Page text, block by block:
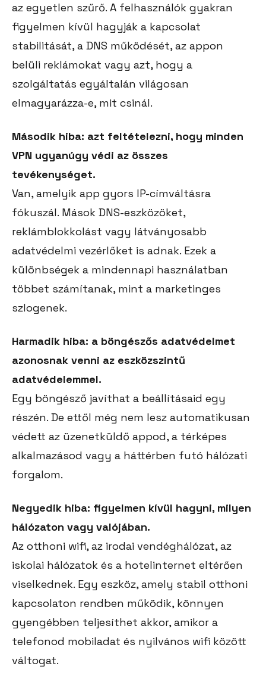
az egyetlen szűrő. A felhasználók gyakran
figyelmen kívül hagyják a kapcsolat
stabilitását, a DNS működését, az appon
belüli reklámokat vagy azt, hogy a
szolgáltatás egyáltalán világosan
elmagyarázza-e, mit csinál.
Második hiba: azt feltételezni, hogy minden
VPN ugyanúgy védi az összes
tevékenységet.
Van, amelyik app gyors IP-címváltásra
fókuszál. Mások DNS-eszközöket,
reklámblokkolást vagy látványosabb
adatvédelmi vezérlőket is adnak. Ezek a
különbségek a mindennapi használatban
többet számítanak, mint a marketinges
szlogenek.
Harmadik hiba: a böngészős adatvédelmet
azonosnak venni az eszközszintű
adatvédelemmel.
Egy böngésző javíthat a beállításaid egy
részén. De ettől még nem lesz automatikusan
védett az üzenetküldő appod, a térképes
alkalmazásod vagy a háttérben futó hálózati
forgalom.
Negyedik hiba: figyelmen kívül hagyni, milyen
hálózaton vagy valójában.
Az otthoni wifi, az irodai vendéghálózat, az
iskolai hálózatok és a hotelinternet eltérően
viselkednek. Egy eszköz, amely stabil otthoni
kapcsolaton rendben működik, könnyen
gyengébben teljesíthet akkor, amikor a
telefonod mobiladat és nyilvános wifi között
váltogat.